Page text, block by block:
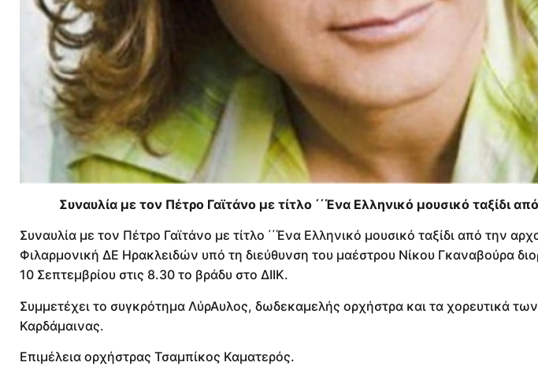
Συναυλία με τον Πέτρο Γαϊτάνο με τίτλο ΄΄Ένα Ελληνικό μουσικό ταξίδι
Συναυλία με τον Πέτρο Γαϊτάνο με τίτλο ΄΄Ένα Ελληνικό μουσικό ταξίδι από την
Φιλαρμονική ΔΕ Ηρακλειδών υπό τη διεύθυνση του μαέστρου Νίκου Γκαναβούρα
10 Σεπτεμβρίου στις 8.30 το βράδυ στο ΔΙΙΚ.
Συμμετέχει το συγκρότημα ΛύρΑυλος, δωδεκαμελής ορχήστρα και τα χορευτικά
Καρδάμαινας.
Επιμέλεια ορχήστρας Τσαμπίκος Καματερός.